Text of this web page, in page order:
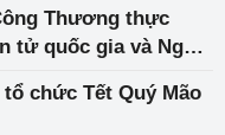
Thương thực
tử quốc gia và Ngày
chức Tết Quý Mão